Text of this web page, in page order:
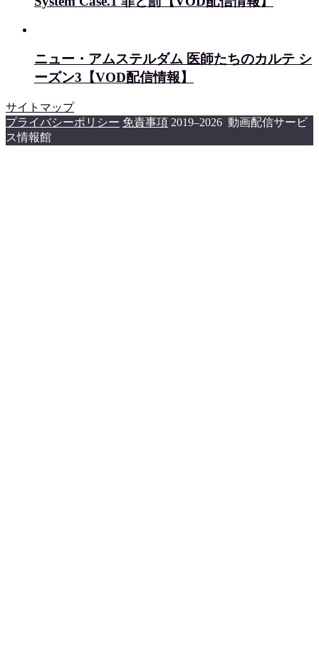
ニュー・アムステルダム 医師たちのカルテ シ
ーズン3【VOD配信情報】
サイトマップ
プライバシーポリシー 免責事項 2019–2026 動画配信サービ
ス情報館